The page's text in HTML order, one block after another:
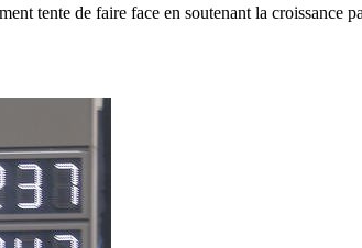
tente de faire face en soutenant la croissance